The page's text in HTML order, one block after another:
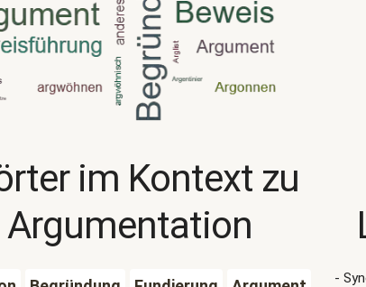
im Kontext zu
Argumentation
-